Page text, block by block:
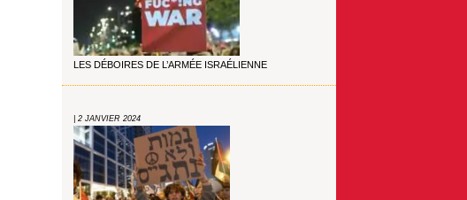
LES DÉBOIRES DE L’ARMÉE ISRAÉLIENNE
| 2 JANVIER 2024